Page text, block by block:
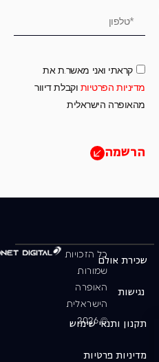
קראתי ואני מאשר.ת את
מדיניות הפרטיות וקבלת דיוור
מהאופרה הישראלית
הרשמה
כל הזכויות
שמורות
האופרה
הישראלית
© 2026
שכירת אולם
נגישות
תקנון ותנאי שימוש
מדיניות פרטיות